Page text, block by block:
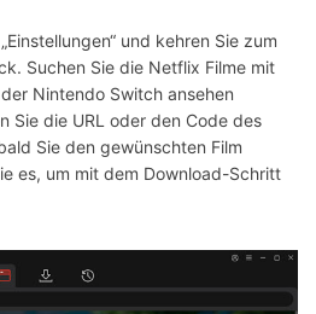
und kehren Sie zum
Suchen Sie die Netflix Filme mit
Nintendo Switch ansehen
Sie die URL oder den Code des
Sie den gewünschten Film
es, um mit dem Download-Schritt